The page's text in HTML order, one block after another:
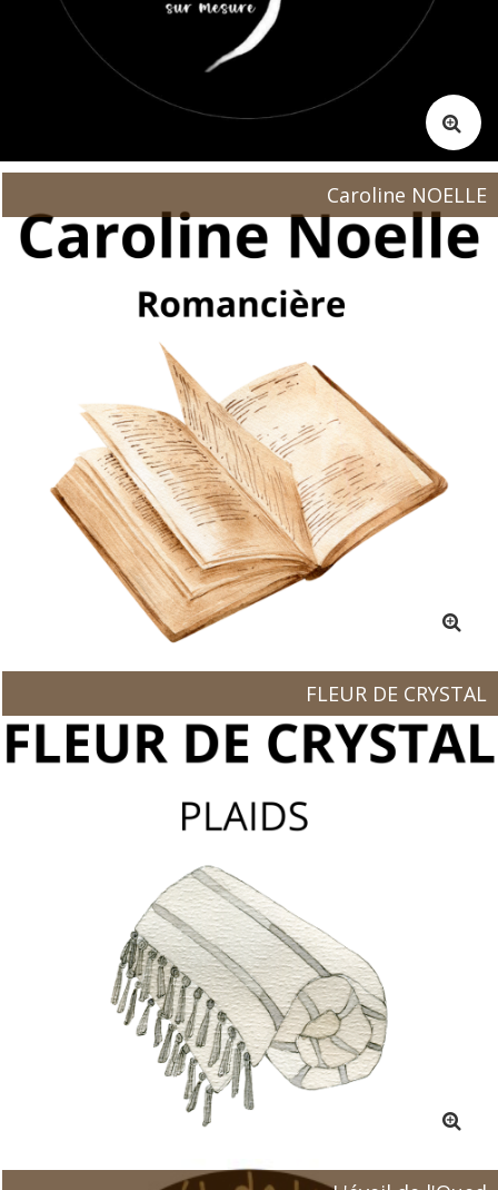
Caroline NOELLE
FLEUR DE CRYSTAL